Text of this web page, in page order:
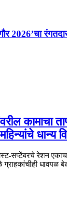
2026’चा
कामाचा
धान्य
सप्टेंबरचे रेशन
ग्राहकांचीही धावपळ